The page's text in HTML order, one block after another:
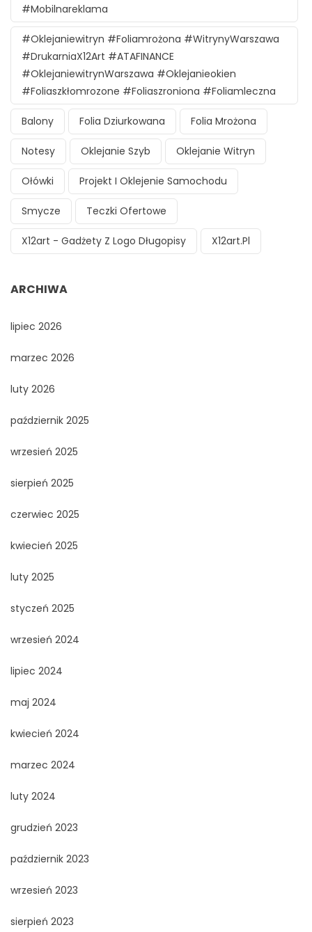
#mobilnareklama
#oklejaniewitryn #foliamrożona #witrynyWarszawa
#DrukarniaX12Art #ATAFINANCE
#oklejaniewitrynWarszawa #oklejanieokien
#foliaszkłomrozone #foliaszroniona #foliamleczna
Balony Folia Dziurkowana Folia Mrożona
Notesy Oklejanie Szyb Oklejanie Witryn
Ołówki Projekt I Oklejenie Samochodu
Smycze Teczki Ofertowe
X12art - Gadżety Z Logo Długopisy X12art.pl
ARCHIWA
lipiec 2026
marzec 2026
luty 2026
październik 2025
wrzesień 2025
sierpień 2025
czerwiec 2025
kwiecień 2025
luty 2025
styczeń 2025
wrzesień 2024
lipiec 2024
maj 2024
kwiecień 2024
marzec 2024
luty 2024
grudzień 2023
październik 2023
wrzesień 2023
sierpień 2023